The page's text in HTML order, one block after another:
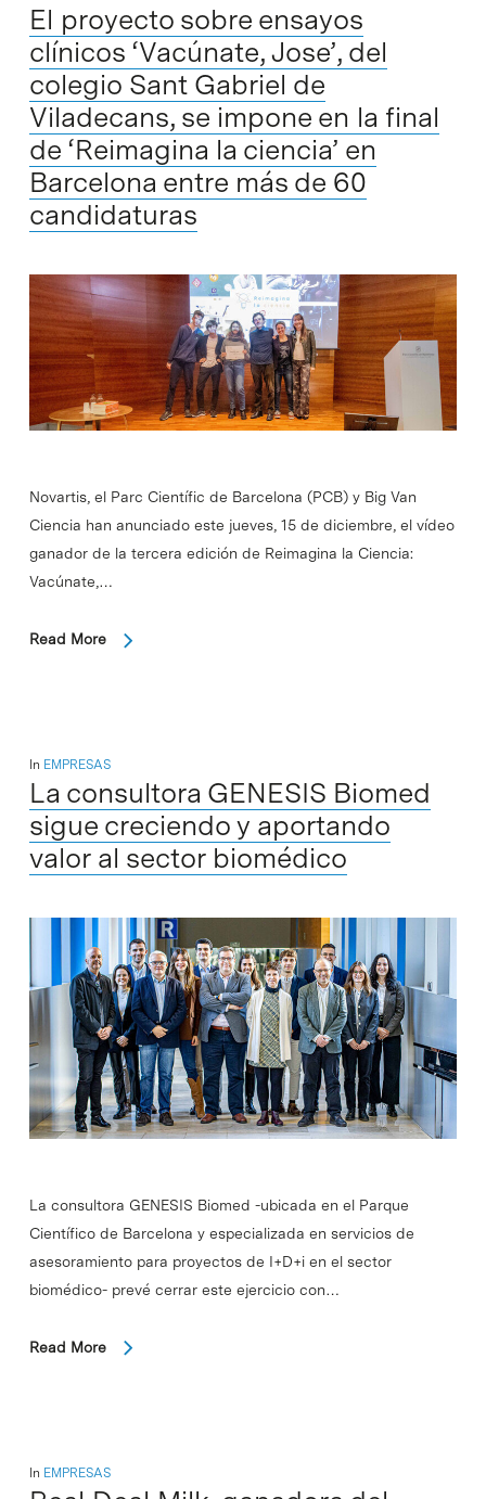
El proyecto sobre ensayos
clínicos ‘Vacúnate, Jose’, del
colegio Sant Gabriel de
Viladecans, se impone en la final
de ‘Reimagina la ciencia’ en
Barcelona entre más de 60
candidaturas
Novartis, el Parc Científic de Barcelona (PCB) y Big Van
Ciencia han anunciado este jueves, 15 de diciembre, el vídeo
ganador de la tercera edición de Reimagina la Ciencia:
Vacúnate,…
Read More
In EMPRESAS
La consultora GENESIS Biomed
sigue creciendo y aportando
valor al sector biomédico
La consultora GENESIS Biomed -ubicada en el Parque
Científico de Barcelona y especializada en servicios de
asesoramiento para proyectos de I+D+i en el sector
biomédico- prevé cerrar este ejercicio con…
Read More
In EMPRESAS